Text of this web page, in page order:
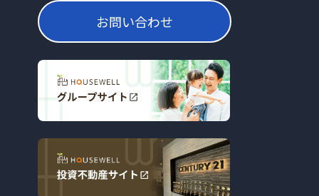
お問い合わせ